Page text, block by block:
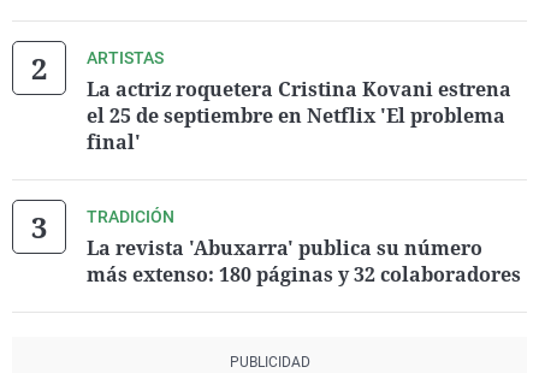
ARTISTAS
La actriz roquetera Cristina Kovani estrena
el 25 de septiembre en Netflix 'El problema
final'
TRADICIÓN
La revista 'Abuxarra' publica su número
más extenso: 180 páginas y 32 colaboradores